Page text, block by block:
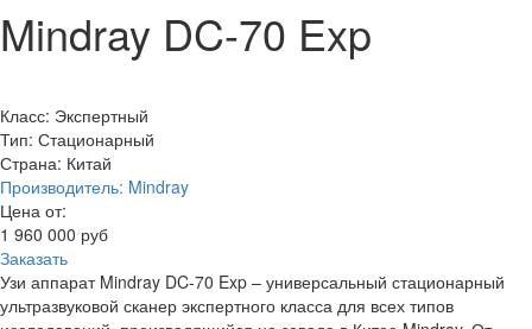
Mindray DC-70 Exp
Класс: Экспертный
Тип: Стационарный
Страна: Китай
Производитель: Mindray
Цена от:
1 960 000 руб
Заказать
Узи аппарат Mindray DC-70 Exp – универсальный стационарный
ультразвуковой сканер экспертного класса для всех типов